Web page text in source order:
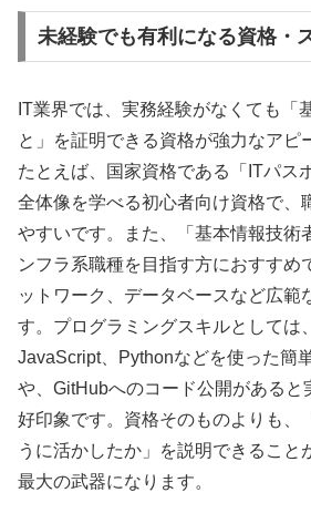
未経験でも有利になる資格・
IT業界では、実務経験がなくても「
と」を証明できる資格が強力なアピ
たとえば、国家資格である「ITパス
全体像を学べる初心者向け資格で、
やすいです。また、「基本情報技術
ンフラ系職種を目指す方におすすめ
ットワーク、データベースなど広範
す。プログラミングスキルとしては
JavaScript、Pythonなどを使った簡
や、GitHubへのコード公開があると
好印象です。資格そのものよりも、
うに活かしたか」を説明できること
最大の武器になります。